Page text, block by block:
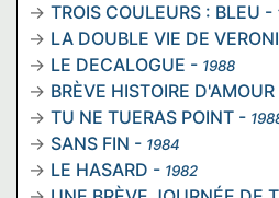
TROIS COULEURS : BLEU -
LA DOUBLE VIE DE
LE DECALOGUE - 1988
BRÈVE HISTOIRE D'AMOUR
TU NE TUERAS POINT -
SANS FIN - 1984
LE HASARD - 1982